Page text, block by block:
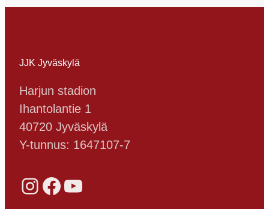
JJK Jyväskylä
Harjun stadion
Ihantolantie 1
40720 Jyväskylä
Y-tunnus: 1647107-7
Instagram Facebook YouTube